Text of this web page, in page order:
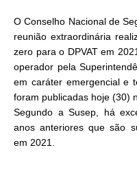
O Conselho Nacional de
reunião extraordinária
zero para o DPVAT em
operador pela
em caráter emergencial e
foram publicadas hoje (30)
Segundo a Susep, há
anos anteriores que são
em 2021.